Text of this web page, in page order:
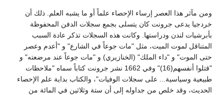
ومن مآثر هذا العصر إرساء الإحصاء علماً أو ما يشبه العلم. ذلك أن
خردجيا يدعى جرونت كان يتسلى بجمع سجلات الدفن المحفوظة
بأبرشيات لندن ودراستها. وكانت هذه السجلات تذكر عادة السبب
المتناقل لموت الميت، مثل "مات جوعاً في الشارع" و "أعدم وعصر
حتى الموت" و "داء الملك" (الخنازيري) و "مات جوعاً عند مرضعته" و
"قتلوا أنفسهم(16)" وفي 1662 نشر جرونت كتاباً سماه "ملاحظات
طبيعية وسياسية... على سجلات الوفيات"، والكتاب بداية علم الإحصاء
الحديث، وقد خلص من جداوله إلى أن ستة وثلاثين في المائة من